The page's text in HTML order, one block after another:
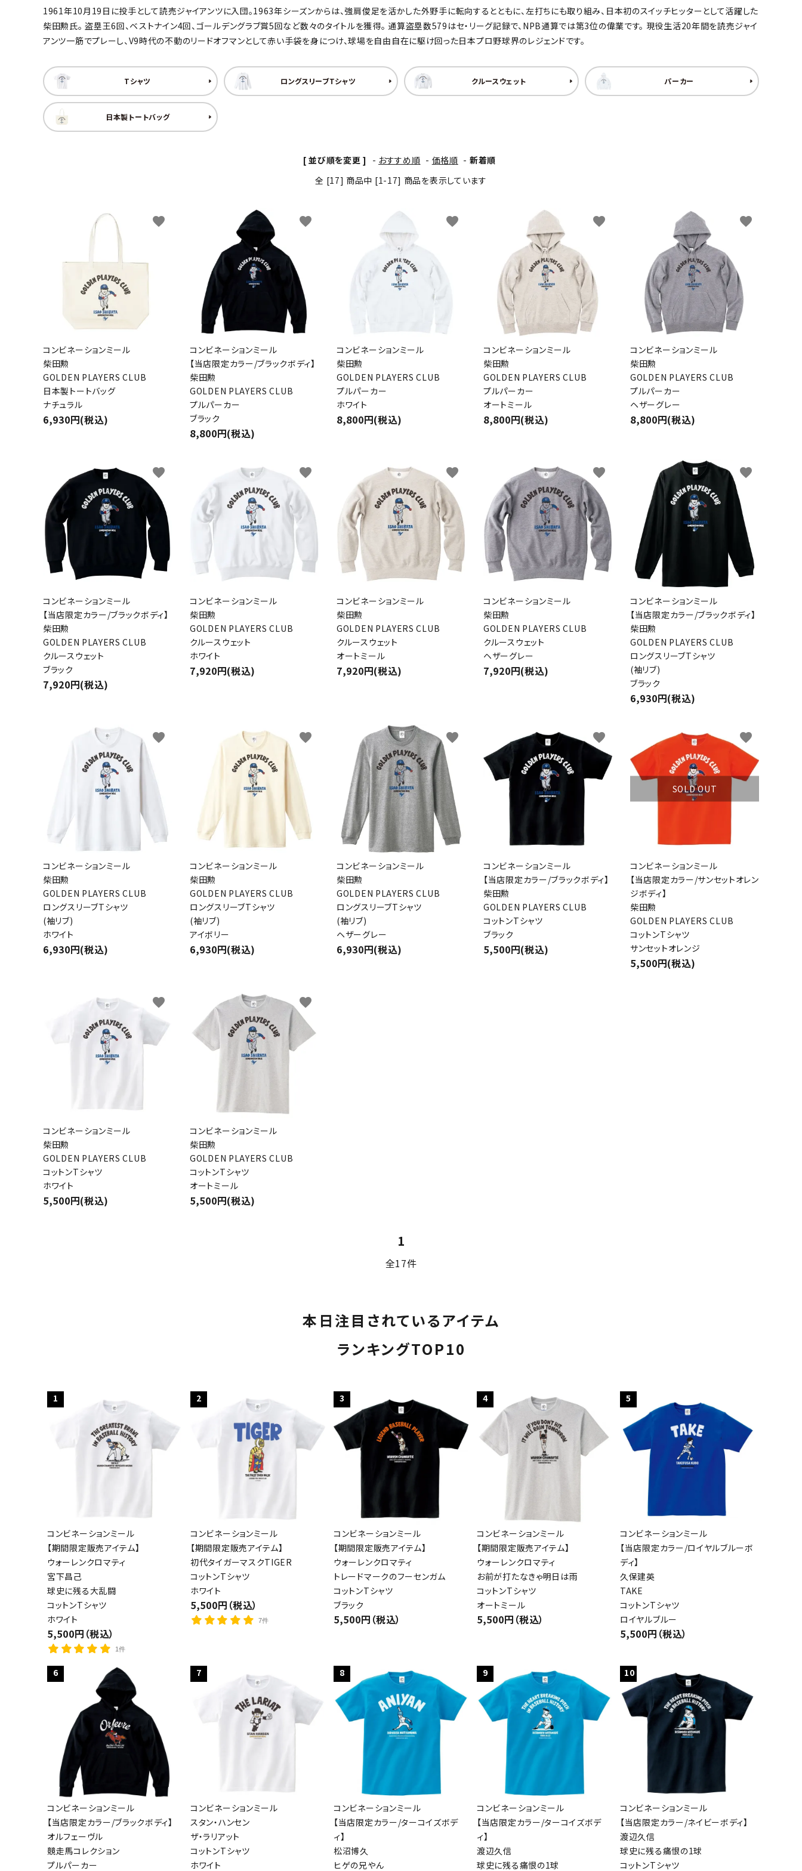
キャンベル料理長 湘南のわんこディオゴくん
1961年10月19日に投手として読売ジャイアンツに入団。1963年シーズンからは、強肩俊足を活かした外野手に転向するとともに、左打ちにも取り組み、日本初のスイッチヒッターとして活躍した
柴田勲氏。 盗塁王6回、ベストナイン4回、ゴールデングラブ賞5回など数々のタイトルを獲得。 通算盗塁数579はセ・リーグ記録で、NPB通算では第3位の偉業です。 現役生活20年間を読売ジャイ
アンツ一筋でプレーし、V9時代の不動のリードオフマンとして赤い手袋を身につけ、球場を自由自在に駆け回った日本プロ野球界のレジェンドです。
Tシャツ ロングスリーブTシャツ クルースウェット パーカー
日本製トートバッグ
[ 並び順を変更 ] - おすすめ順 - 価格順 - 新着順
全 [17] 商品中 [1-17] 商品を表示しています
コンビネーションミール
柴田勲
GOLDEN PLAYERS CLUB
日本製トートバッグ
ナチュラル
6,930円(税込)
favorite
コンビネーションミール
【当店限定カラー/ブラックボディ】
柴田勲
GOLDEN PLAYERS CLUB
プルパーカー
ブラック
8,800円(税込)
favorite
コンビネーションミール
柴田勲
GOLDEN PLAYERS CLUB
プルパーカー
ホワイト
8,800円(税込)
favorite
コンビネーションミール
柴田勲
GOLDEN PLAYERS CLUB
プルパーカー
オートミール
8,800円(税込)
favorite
コンビネーションミール
柴田勲
GOLDEN PLAYERS CLUB
プルパーカー
ヘザーグレー
8,800円(税込)
favorite
コンビネーションミール
【当店限定カラー/ブラックボディ】
柴田勲
GOLDEN PLAYERS CLUB
クルースウェット
ブラック
7,920円(税込)
favorite
コンビネーションミール
柴田勲
GOLDEN PLAYERS CLUB
クルースウェット
ホワイト
7,920円(税込)
favorite
コンビネーションミール
柴田勲
GOLDEN PLAYERS CLUB
クルースウェット
オートミール
7,920円(税込)
favorite
コンビネーションミール
柴田勲
GOLDEN PLAYERS CLUB
クルースウェット
ヘザーグレー
7,920円(税込)
favorite
コンビネーションミール
【当店限定カラー/ブラックボディ】
柴田勲
GOLDEN PLAYERS CLUB
ロングスリーブTシャツ
(袖リブ)
ブラック
6,930円(税込)
favorite
コンビネーションミール
柴田勲
GOLDEN PLAYERS CLUB
ロングスリーブTシャツ
(袖リブ)
ホワイト
6,930円(税込)
favorite
コンビネーションミール
柴田勲
GOLDEN PLAYERS CLUB
ロングスリーブTシャツ
(袖リブ)
アイボリー
6,930円(税込)
favorite
コンビネーションミール
柴田勲
GOLDEN PLAYERS CLUB
ロングスリーブTシャツ
(袖リブ)
ヘザーグレー
6,930円(税込)
favorite
コンビネーションミール
【当店限定カラー/ブラックボディ】
柴田勲
GOLDEN PLAYERS CLUB
コットンTシャツ
ブラック
5,500円(税込)
favorite
SOLD OUT
コンビネーションミール
【当店限定カラー/サンセットオレン
ジボディ】
柴田勲
GOLDEN PLAYERS CLUB
コットンTシャツ
サンセットオレンジ
5,500円(税込)
favorite
コンビネーションミール
柴田勲
GOLDEN PLAYERS CLUB
コットンTシャツ
ホワイト
5,500円(税込)
favorite
コンビネーションミール
柴田勲
GOLDEN PLAYERS CLUB
コットンTシャツ
オートミール
5,500円(税込)
favorite
1
全17件
キーワード
カテゴリー
close
本日注目されているアイテム
ランキングTOP10
1
コンビネーションミール
【期間限定販売アイテム】
ウォーレンクロマティ
宮下昌己
球史に残る大乱闘
コットンTシャツ
ホワイト
5,500円（税込）
1件
2
コンビネーションミール
【期間限定販売アイテム】
初代タイガーマスクTIGER
コットンTシャツ
ホワイト
5,500円（税込）
7件
3
コンビネーションミール
【期間限定販売アイテム】
ウォーレンクロマティ
トレードマークのフーセンガム
コットンTシャツ
ブラック
5,500円（税込）
4
コンビネーションミール
【期間限定販売アイテム】
ウォーレンクロマティ
お前が打たなきゃ明日は雨
コットンTシャツ
オートミール
5,500円（税込）
5
コンビネーションミール
【当店限定カラー/ロイヤルブルーボ
ディ】
久保建英
TAKE
コットンTシャツ
ロイヤルブルー
5,500円（税込）
6
コンビネーションミール
【当店限定カラー/ブラックボディ】
オルフェーヴル
競走馬コレクション
プルパーカー
7
コンビネーションミール
スタン・ハンセン
ザ・ラリアット
コットンTシャツ
ホワイト
8
コンビネーションミール
【当店限定カラー/ターコイズボデ
ィ】
松沼博久
ヒゲの兄やん
9
コンビネーションミール
【当店限定カラー/ターコイズボデ
ィ】
渡辺久信
球史に残る痛恨の1球
10
コンビネーションミール
【当店限定カラー/ネイビーボディ】
渡辺久信
球史に残る痛恨の1球
コットンTシャツ